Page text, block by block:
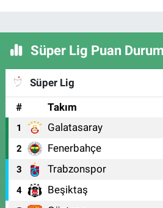
Süper Lig Puan
Süper Lig
#
Takım
1 Galatasaray
2 Fenerbahçe
3 Trabzonspor
4 Beşiktaş